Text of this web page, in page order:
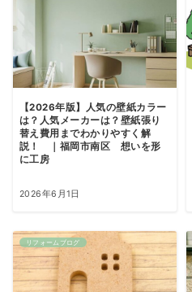
【2026年版】人気の壁紙カラー
は？人気メーカーは？壁紙張り
替え費用までわかりやすく解
説！ ｜福岡市南区 想いを形
に工房
2026年6月1日
リフォームブログ